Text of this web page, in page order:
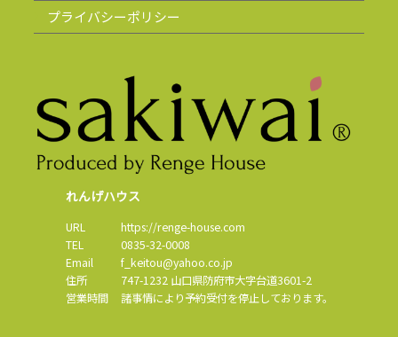
プライバシーポリシー
れんげハウス
URL
https://renge-house.com
TEL
0835-32-0008
Email
f_keitou@yahoo.co.jp
住所
747-1232 山口県防府市大字台道3601-2
営業時間
諸事情により予約受付を停止しております。